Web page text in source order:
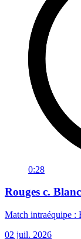
0:28
Rouges c.
Match intraéquipe :
02 juil. 2026